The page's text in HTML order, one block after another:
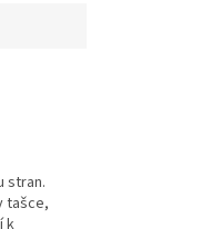
stran.
tašce,
k